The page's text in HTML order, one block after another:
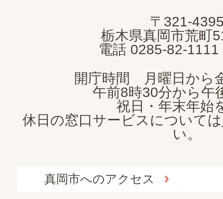
CITY
〒321-
栃木県真岡市荒町
電話 0285-82-1111
開庁時間 月曜日から
午前8時30分から午
祝日・年末年始
休日の窓口サービスについては
い。
真岡市へのアクセス